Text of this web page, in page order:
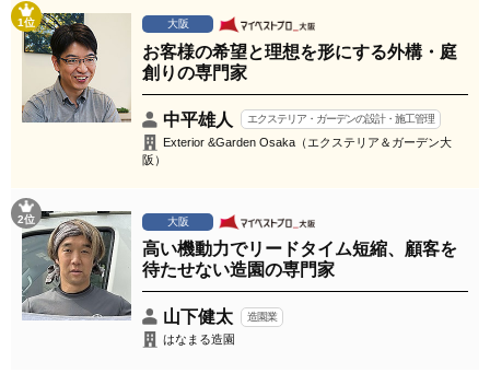
1位 大阪
お客様の希望と理想を形にする外構・庭
創りの専門家
中平雄人 エクステリア・ガーデンの設計・施工管理
Exterior &Garden Osaka（エクステリア＆ガーデン大
阪）
2位 大阪
高い機動力でリードタイム短縮、顧客を
待たせない造園の専門家
山下健太 造園業
はなまる造園